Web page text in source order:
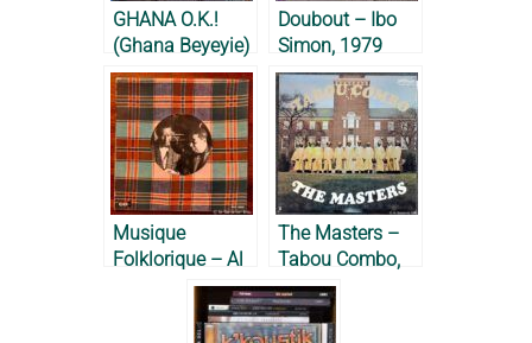
GHANA O.K.!
(Ghana Beyeyie)
– Katakumbey,
1984
Doubout – Ibo
Simon, 1979
Musique
Folklorique – Al
Lirvat & Robert
Mavounzy, 1972
The Masters –
Tabou Combo,
1975